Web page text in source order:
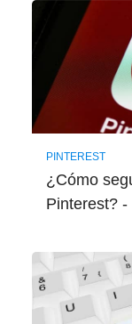
PINTEREST
¿Cómo
Pinterest?